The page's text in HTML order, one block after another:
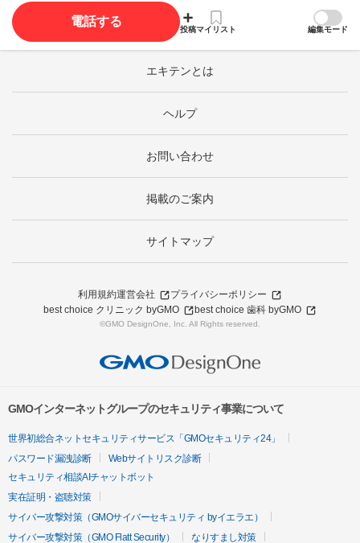
電話する
投稿マイリスト 編集モード
エキテンとは
ヘルプ
お問い合わせ
掲載のご案内
サイトマップ
利用規約運営会社
プライバシーポリシー
best choice クリニック byGMO
best choice 歯科 byGMO
©GMO DesignOne, Inc. All Rights reserved.
GMOインターネットグループのセキュリティ事業について
世界初総合ネットセキュリティサービス「GMOセキュリティ24」
パスワード漏洩診断
Webサイトリスク診断
セキュリティ相談AIチャットボット
実在証明・盗聴対策
サイバー攻撃対策（GMOサイバーセキュリティ byイエラエ）
サイバー攻撃対策（GMO Flatt Security）
なりすまし対策